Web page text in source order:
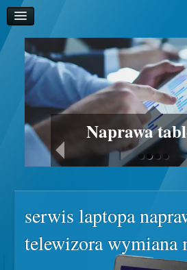
Naprawa
serwis laptopa
telewizora wymiana